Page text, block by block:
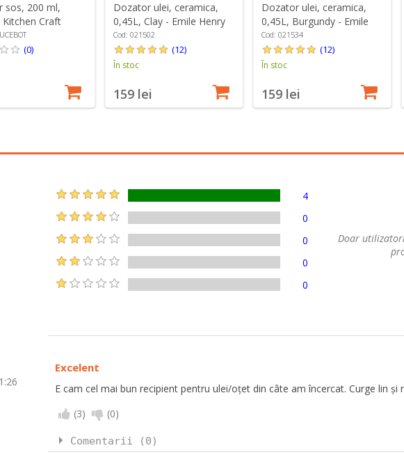
sos, 200 ml,
Craft
(0)
Dozator ulei, ceramica,
0,45L, Clay - Emile Henry
Cod: 021502
(12)
În stoc
159 lei
Dozator ulei, ceramica,
0,45L, Burgundy - Emile
Henry
Cod: 021534
(12)
În stoc
159 lei
4
0
0
0
0
Doar
Excelent
E cam cel mai bun recipient pentru ulei/oțet din câte am încercat. Curge lin și
(3) (0)
Comentarii (0)